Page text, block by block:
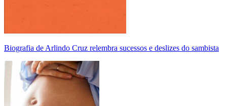
Biografia de Arlindo Cruz relembra sucessos e deslizes do sambista